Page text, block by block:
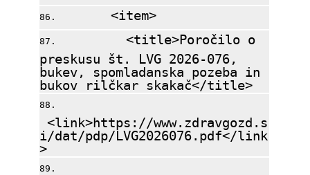
<item>
<title>Poročilo o
preskusu št. LVG 2026-076,
bukev, spomladanska pozeba in
bukov rilčkar skakač</title>
<link>https://www.zdravgozd.s
i/dat/pdp/LVG2026076.pdf</link
>